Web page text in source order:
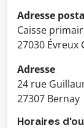
Adresse
Caisse
27030 Évreux
Adresse
24 rue
27307 Bernay
Horaires